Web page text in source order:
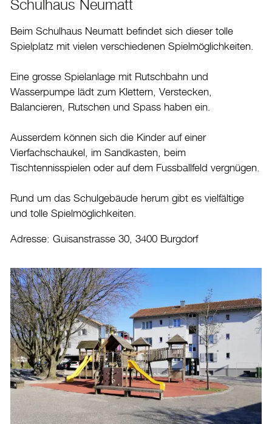
Schulhaus Neumatt
Beim Schulhaus Neumatt befindet sich dieser tolle
Spielplatz mit vielen verschiedenen Spielmöglichkeiten.
Eine grosse Spielanlage mit Rutschbahn und
Wasserpumpe lädt zum Klettern, Verstecken,
Balancieren, Rutschen und Spass haben ein.
Ausserdem können sich die Kinder auf einer
Vierfachschaukel, im Sandkasten, beim
Tischtennisspielen oder auf dem Fussballfeld vergnügen.
Rund um das Schulgebäude herum gibt es vielfältige
und tolle Spielmöglichkeiten.
Adresse: Guisanstrasse 30, 3400 Burgdorf